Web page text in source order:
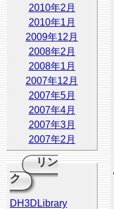
2010年2月
2010年1月
2009年12月
2008年2月
2008年1月
2007年12月
2007年5月
2007年4月
2007年3月
2007年2月
リン
ク
DH3DLibrary